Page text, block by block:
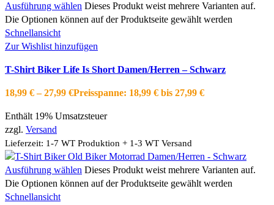
Ausführung wählen Dieses Produkt weist mehrere Varianten auf.
Die Optionen können auf der Produktseite gewählt werden
Schnellansicht
Zur Wishlist hinzufügen
T-Shirt Biker Life Is Short Damen/Herren – Schwarz
18,99 € –27,99 €Preisspanne: 18,99 € bis 27,99 €
Enthält 19% Umsatzsteuer
zzgl. Versand
Lieferzeit: 1-7 WT Produktion + 1-3 WT Versand
Ausführung wählen Dieses Produkt weist mehrere Varianten auf.
Die Optionen können auf der Produktseite gewählt werden
Schnellansicht